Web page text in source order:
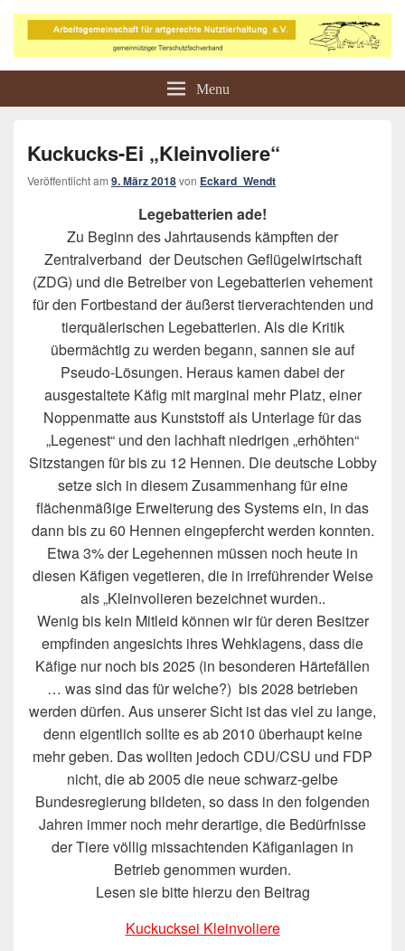
Arbeitsgemeinschaft für
artgerechte Nutztierhaltung e.V.
Menu
Kuckucks-Ei „Kleinvoliere“
Veröffentlicht am 9. März 2018von Eckard_Wendt
Legebatterien ade!
Zu Beginn des Jahrtausends kämpften der
Zentralverband der Deutschen Geflügelwirtschaft
(ZDG) und die Betreiber von Legebatterien vehement
für den Fortbestand der äußerst tierverachtenden und
tierquälerischen Legebatterien. Als die Kritik
übermächtig zu werden begann, sannen sie auf
Pseudo-Lösungen. Heraus kamen dabei der
ausgestaltete Käfig mit marginal mehr Platz, einer
Noppenmatte aus Kunststoff als Unterlage für das
„Legenest“ und den lachhaft niedrigen „erhöhten“
Sitzstangen für bis zu 12 Hennen. Die deutsche Lobby
setze sich in diesem Zusammenhang für eine
flächenmäßige Erweiterung des Systems ein, in das
dann bis zu 60 Hennen eingepfercht werden konnten.
Etwa 3% der Legehennen müssen noch heute in
diesen Käfigen vegetieren, die in irreführender Weise
als „Kleinvolieren bezeichnet wurden..
Wenig bis kein Mitleid können wir für deren Besitzer
empfinden angesichts ihres Wehklagens, dass die
Käfige nur noch bis 2025 (in besonderen Härtefällen
… was sind das für welche?) bis 2028 betrieben
werden dürfen. Aus unserer Sicht ist das viel zu lange,
denn eigentlich sollte es ab 2010 überhaupt keine
mehr geben. Das wollten jedoch CDU/CSU und FDP
nicht, die ab 2005 die neue schwarz-gelbe
Bundesregierung bildeten, so dass in den folgenden
Jahren immer noch mehr derartige, die Bedürfnisse
der Tiere völlig missachtenden Käfiganlagen in
Betrieb genommen wurden.
Lesen sie bitte hierzu den Beitrag
Kuckucksei Kleinvoliere